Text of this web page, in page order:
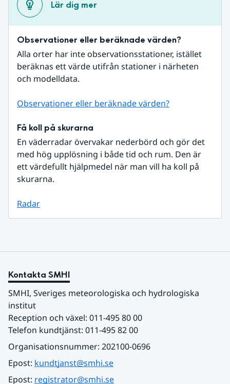
Lär dig mer
Observationer eller beräknade värden?
Alla orter har inte observationsstationer, istället
beräknas ett värde utifrån stationer i närheten
och modelldata.
Observationer eller beräknade värden?
Få koll på skurarna
En väderradar övervakar nederbörd och gör det
med hög upplösning i både tid och rum. Den är
ett värdefullt hjälpmedel när man vill ha koll på
skurarna.
Radar
Kontakta SMHI
SMHI, Sveriges meteorologiska och hydrologiska
institut
Reception och växel: 011-495 80 00
Telefon kundtjänst: 011-495 82 00
Organisationsnummer: 202100-0696
Epost: kundtjanst@smhi.se
Epost: registrator@smhi.se